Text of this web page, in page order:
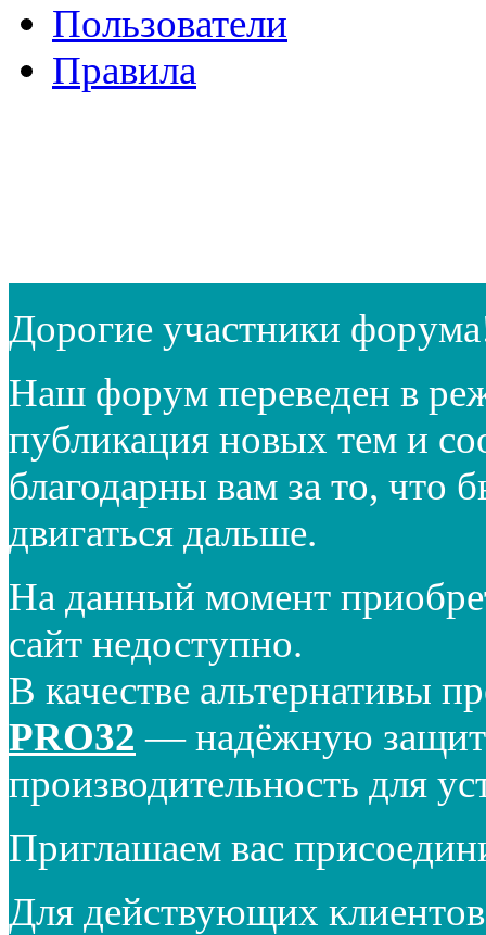
Пользователи
Правила
Дорогие участники
Наш форум переведен в
публикация новых тем и
благодарны вам за то, что
двигаться дальше.
На данный момент
сайт недоступно.
В качестве альтернативы
PRO32 — надёжную
производительность для
Приглашаем вас
Для действующих